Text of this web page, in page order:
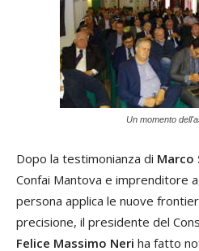
Un momento
Dopo la testimonianza di Marco
Confai Mantova e imprenditore
persona applica le nuove
precisione, il presidente del
Felice Massimo Neri ha fatto